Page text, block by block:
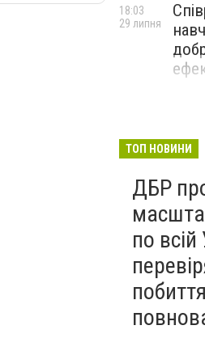
18:03
29 липня
ТОП НОВИНИ
ДБР
по всій